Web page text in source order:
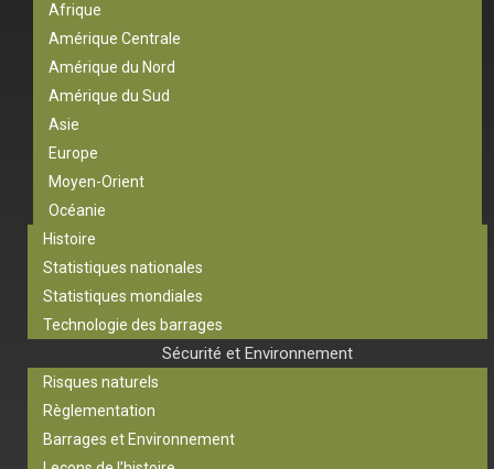
Afrique
Amérique Centrale
Amérique du Nord
Amérique du Sud
Asie
Europe
Moyen-Orient
Océanie
Histoire
Statistiques nationales
Statistiques mondiales
Technologie des barrages
Sécurité et Environnement
Risques naturels
Règlementation
Barrages et Environnement